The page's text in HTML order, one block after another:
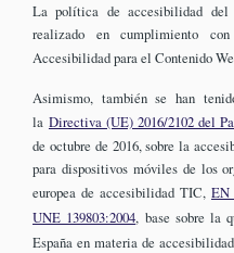
La política de accesibilidad del
realizado en cumplimiento
Accesibilidad para el Contenido
Asimismo, también se han
la Directiva (UE) 2016/2102 del
de octubre de 2016, sobre la
para dispositivos móviles de los
europea de accesibilidad TIC, EN
UNE 139803:2004, base sobre la
España en materia de